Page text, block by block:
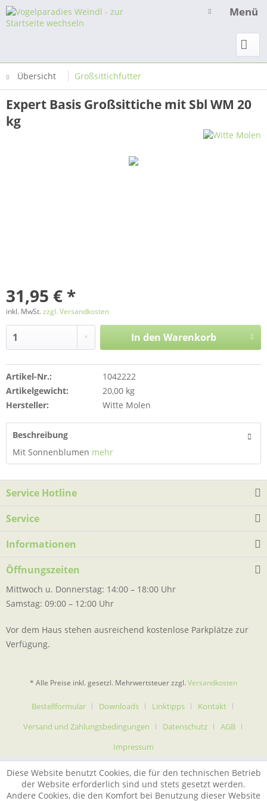
Menü
Übersicht Großsittichfutter
Expert Basis Großsittiche mit Sbl WM 20
kg
31,95 € *
inkl. MwSt.zzgl. Versandkosten
In den Warenkorb
Artikel-Nr.:
1042222
Artikelgewicht:
20,00 kg
Hersteller:
Witte Molen
Beschreibung
Mit Sonnenblumen mehr
Service Hotline
Service
Informationen
Öffnungszeiten
Mittwoch u. Donnerstag: 14:00 – 18:00 Uhr
Samstag: 09:00 – 12:00 Uhr
Vor dem Haus stehen ausreichend kostenlose Parkplätze zur
Verfügung.
* Alle Preise inkl. gesetzl. Mehrwertsteuer zzgl. Versandkosten
Bestellformular Downloads Linktipps
Kontakt
Versand und Zahlungsbedingungen
Datenschutz
AGB
Impressum
Diese Website benutzt Cookies, die für den technischen Betrieb
der Website erforderlich sind und stets gesetzt werden.
Andere Cookies, die den Komfort bei Benutzung dieser Website